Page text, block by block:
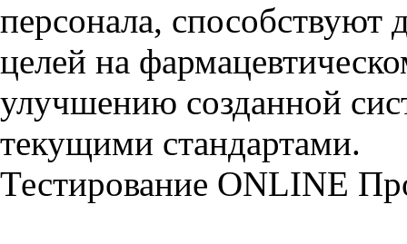
персонала,
целей на
улучшению созданной
текущими стандартами.
Тестирование ONLINE